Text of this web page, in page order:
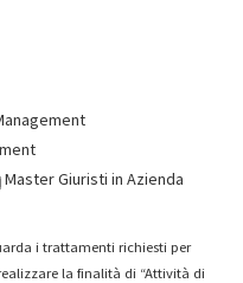
Master Giuristi in Azienda
i trattamenti richiesti per
la finalità di “Attività di